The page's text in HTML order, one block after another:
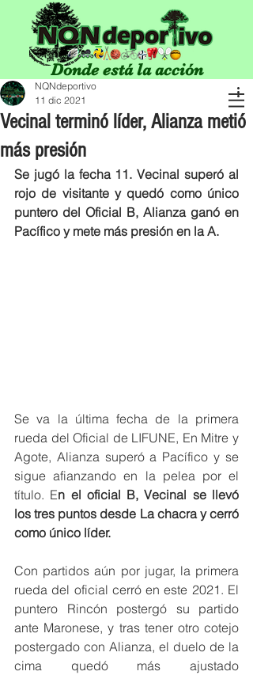
Donde está la acción
Vecinal terminó líder, Alianza metió
más presión
NQNdeportivo
11 dic 2021
Se jugó la fecha 11. Vecinal superó al
rojo de visitante y quedó como único
puntero del Oficial B, Alianza ganó en
Pacífico y mete más presión en la A.
Se va la última fecha de la primera
rueda del Oficial de LIFUNE, En Mitre y
Agote, Alianza superó a Pacífico y se
sigue afianzando en la pelea por el
título. En el oficial B, Vecinal se llevó
los tres puntos desde La chacra y cerró
como único líder.
Con partidos aún por jugar, la primera
rueda del oficial cerró en este 2021. El
puntero Rincón postergó su partido
ante Maronese, y tras tener otro cotejo
postergado con Alianza, el duelo de la
cima quedó más ajustado